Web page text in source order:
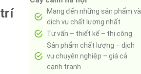
Mang đến những sản phẩm và
dịch vụ chất lượng nhất
Tư vấn – thiết kế – thi công
Sản phẩm chất lượng – dịch
vụ chuyên nghiệp – giá cả
cạnh tranh